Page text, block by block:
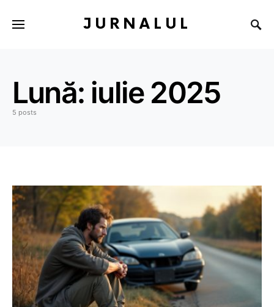
JURNALUL
Lună: iulie 2025
5 posts